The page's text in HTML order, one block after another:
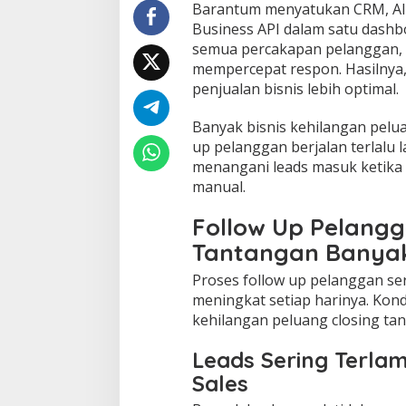
i
t
r
A
u
o
i
a
r
a
i
B
a
n
u
Barantum menyatukan CRM,
Business API dalam satu
semua percakapan
mempercepat respon.
penjualan bisnis lebih optimal.
Banyak bisnis kehilangan
up pelanggan berjalan terlalu
menangani leads masuk
manual.
Follow Up
Tantangan
Proses follow up pelanggan
meningkat setiap harinya.
kehilangan peluang closing
Leads Sering
Sales
H. Eli Sahroni: HUT ke-81 RI Harus
Jadi Momentum Perkuat
Persatuan, Demokrasi, dan Lawan
Di Daerah, Layanan Publik, Nusantara, Organisasi,
Agustus 1, 2026
Mahasiswa KKL-
Malahayati
Spray Pengusir
Di Layanan Publik,
Pemerintahan
| Juli 27,